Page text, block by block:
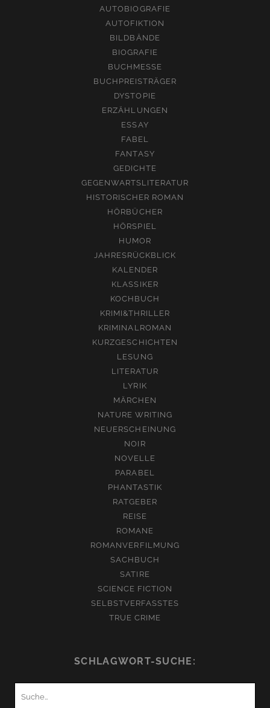
AUTOBIOGRAFIE
AUTOFIKTION
BILDBÄNDE
BIOGRAFIE
BUCHMESSE
BUCHPREISTRÄGER
DYSTOPIE
ERZÄHLUNGEN
ESSAY
FABEL
FANTASY
GEDICHTE
GEGENWARTSLITERATUR
HISTORISCHER ROMAN
HÖRBÜCHER
HÖRSPIEL
HUMOR
JAHRESRÜCKBLICK
KALENDER
KLASSIKER
KOCHBUCH
KRIMI&THRILLER
KRIMINALROMAN
KURZGESCHICHTEN
LESUNG
LITERATUR
LYRIK
MÄRCHEN
NATURE WRITING
NEUERSCHEINUNG
NOIR
NOVELLE
PARABEL
PHANTASTIK
RATGEBER
REISE
ROMANE
ROMANVERFILMUNG
SACHBUCH
SATIRE
SCIENCE FICTION
SELBSTVERFASSTES
TRUE CRIME
SCHLAGWORT-SUCHE: